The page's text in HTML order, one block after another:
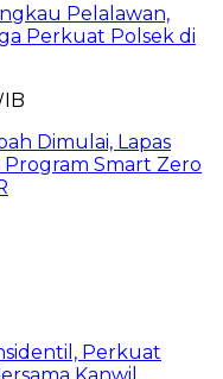
Pelalawan,
Perkuat Polsek di
Dimulai, Lapas
Smart Zero
Perkuat